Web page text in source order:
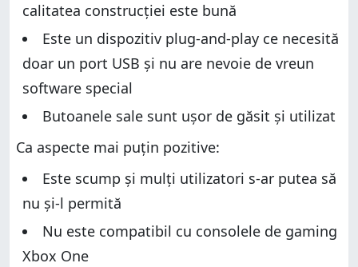
calitatea construcției este bună
Este un dispozitiv plug-and-play ce necesită
doar un port USB și nu are nevoie de vreun
software special
Butoanele sale sunt ușor de găsit și utilizat
Ca aspecte mai puțin pozitive:
Este scump și mulți utilizatori s-ar putea să
nu și-l permită
Nu este compatibil cu consolele de gaming
Xbox One